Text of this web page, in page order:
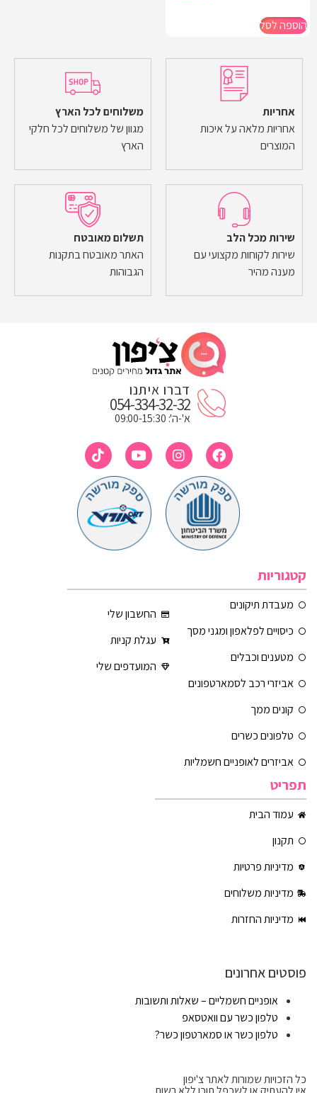
הוספה לסל
אחריות
אחריות מלאה על איכות
המוצרים
משלוחים לכל הארץ
מגוון של משלוחים לכל חלקי
הארץ
שירות מכל הלב
שירות לקוחות מקצועי עם
מענה מהיר
תשלום מאובטח
האתר מאובטח בתקנות
הגבוהות
דברו איתנו
054-334-32-32
א'-ה': 09:00-15:30
קטגוריות
מעבדת תיקונים
כיסויים לפלאפון ומגני מסך
מטענים וכבלים
אביזרי רכב לסמארטפונים
קונים ממך
טלפונים כשרים
אביזרים לאופניים חשמליות
החשבון שלי
עגלת קניות
המועדפים שלי
תפריט
עמוד הבית
תקנון
מדיניות פרטיות
מדיניות משלוחים
מדיניות החזרות
פוסטים אחרונים
אופניים חשמליים – שאלות ותשובות
טלפון כשר עם וואטסאפ
טלפון כשר או סמארטפון כשר?
כל הזכויות שמורות לאתר צ'יפון